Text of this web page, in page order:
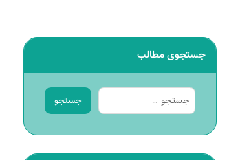
جستجوی مطالب
جستجو